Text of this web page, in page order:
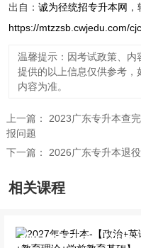
出自： 诚为径统招专升本网
https://mtzzsb.cwjedu.com/
温馨提示：因考试政策、
提供的以上信息仅供参考，
内容为准。
上一篇： 2023广东专升本查
报问题
下一篇： 2026广东专升本退
相关课程
2027年专升本-【政治+